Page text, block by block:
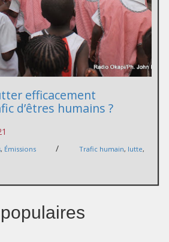
efficacement
d’êtres humains ?
, Émissions / Trafic humain, lutte,